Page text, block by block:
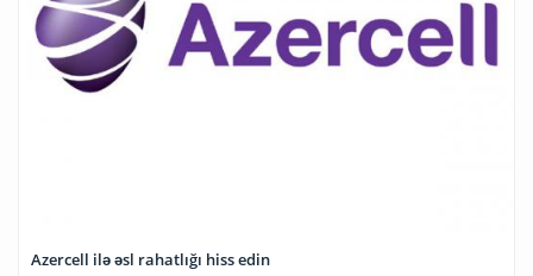
Azercell ilə əsl rahatlığı hiss edin